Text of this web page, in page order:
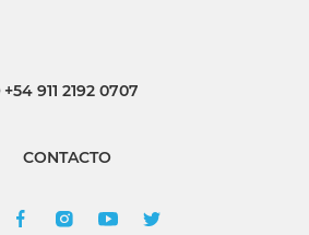
+54 911 2192 0707
CONTACTO